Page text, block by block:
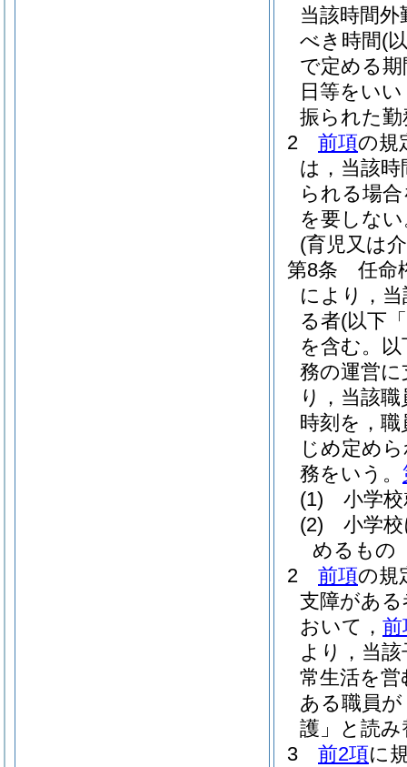
当該時間
べき時間(
で定める
日等をいい
振られた
2
前項の規
は，当該
られる場
を要しな
(育児又は
第8条
任命
により，当
る者(以下
を含む。
務の運営
り，当該
時刻を，
じめ定め
務をいう。
(1)
小学
(2)
小学
めるもの
2
前項の規
支障があ
おいて， 前
より，当
常生活を
ある職員
護」と読
3
前2項に